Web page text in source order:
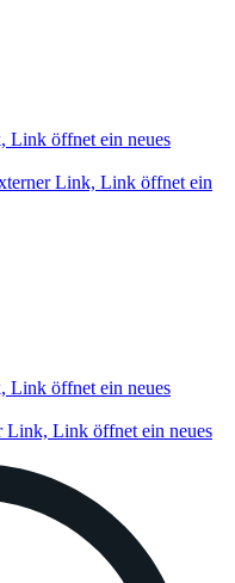
Link öffnet ein neues
Link, Link öffnet ein
Link öffnet ein neues
Link, Link öffnet ein neues